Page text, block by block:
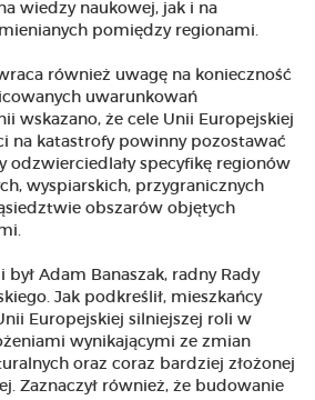
wiedzy naukowej, jak i na
pomiędzy regionami.
również uwagę na konieczność
uwarunkowań
wskazano, że cele Unii Europejskiej
na katastrofy powinny pozostawać
odzwierciedlały specyfikę regionów
wyspiarskich, przygranicznych
obszarów objętych
Adam Banaszak, radny Rady
Jak podkreślił, mieszkańcy
Europejskiej silniejszej roli w
wynikającymi ze zmian
oraz coraz bardziej złożonej
Zaznaczył również, że budowanie